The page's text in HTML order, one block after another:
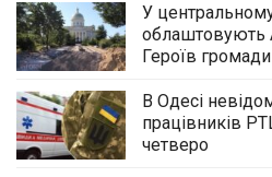
У
облаштовують
Героїв громади
В Одесі
працівників
четверо